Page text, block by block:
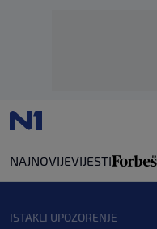
NAJNOVIJEVIJESTI
ISTAKLI UPOZORENJE